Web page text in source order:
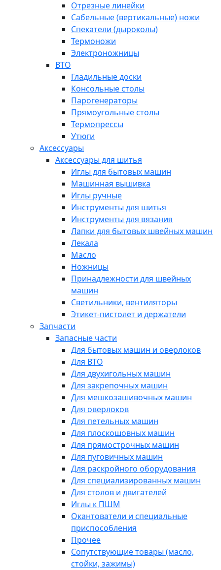
Отрезные линейки
Сабельные (вертикальные) ножи
Спекатели (дыроколы)
Термоножи
Электроножницы
ВТО
Гладильные доски
Консольные столы
Парогенераторы
Прямоугольные столы
Термопрессы
Утюги
Аксессуары
Аксессуары для шитья
Иглы для бытовых машин
Машинная вышивка
Иглы ручные
Инструменты для шитья
Инструменты для вязания
Лапки для бытовых швейных машин
Лекала
Масло
Ножницы
Принадлежности для швейных
машин
Светильники, вентиляторы
Этикет-пистолет и держатели
Запчасти
Запасные части
Для бытовых машин и оверлоков
Для ВТО
Для двухигольных машин
Для закрепочных машин
Для мешкозашивочных машин
Для оверлоков
Для петельных машин
Для плоскошовных машин
Для прямострочных машин
Для пуговичных машин
Для раскройного оборудования
Для специализированных машин
Для столов и двигателей
Иглы к ПШМ
Окантователи и специальные
приспособления
Прочее
Сопутствующие товары (масло,
стойки, зажимы)